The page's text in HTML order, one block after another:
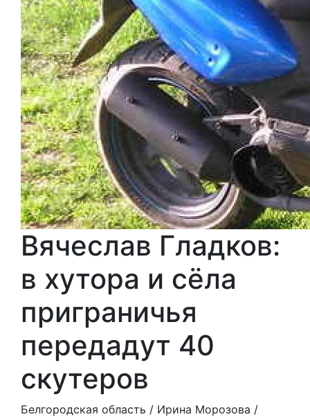
Вячеслав Гладков:
в хутора и сёла
приграничья
передадут 40
скутеров
Белгородская область / Ирина Морозова /